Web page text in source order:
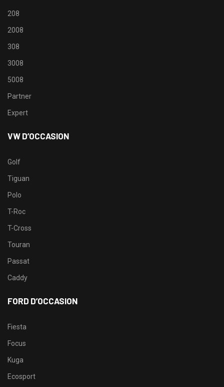
208
2008
308
3008
5008
Partner
Expert
VW D’OCCASION
Golf
Tiguan
Polo
T-Roc
T-Cross
Touran
Passat
Caddy
FORD D’OCCASION
Fiesta
Focus
Kuga
Ecosport